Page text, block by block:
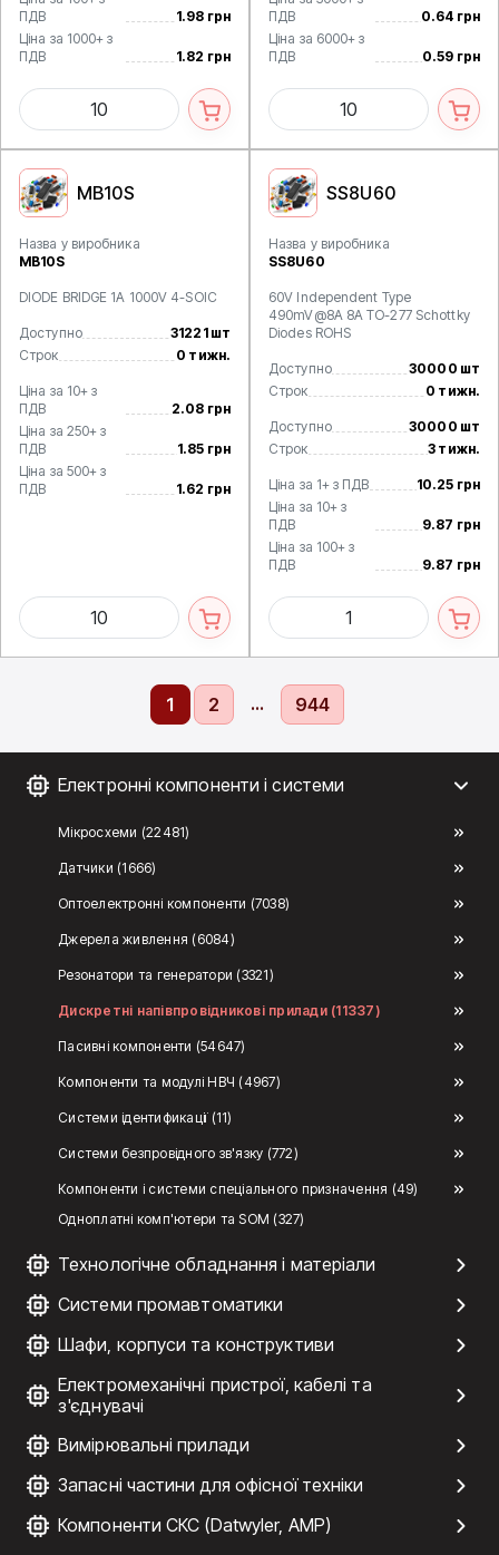
Електронні компоненти і системи
Мікросхеми (22481)
Датчики (1666)
Оптоелектронні компоненти (7038)
Джерела живлення (6084)
Резонатори та генератори (3321)
Дискретні напівпровідникові прилади (11337)
Пасивні компоненти (54647)
Компоненти та модулі НВЧ (4967)
Системи ідентификації (11)
Системи безпровідного зв'язку (772)
Компоненти і системи спеціального призначення (49)
Одноплатні комп'ютери та SOM (327)
Технологічне обладнання і матеріали
Системи промавтоматики
Шафи, корпуси та конструктиви
Електромеханічні пристрої, кабелі та
з'єднувачі
Вимірювальні прилади
Запасні частини для офісної техніки
Компоненти СКС (Datwyler, AMP)
ПДВ
1.98 грн
Ціна за 1000+ з
ПДВ
1.82 грн
ПДВ
0.64 грн
Ціна за 6000+ з
ПДВ
0.59 грн
MB10S
Назва у виробника
MB10S
DIODE BRIDGE 1A 1000V 4-SOIC
Доступно
31221 шт
Строк
0 тижн.
Ціна за 10+ з
ПДВ
2.08 грн
Ціна за 250+ з
ПДВ
1.85 грн
Ціна за 500+ з
ПДВ
1.62 грн
SS8U60
Назва у виробника
SS8U60
60V Independent Type
490mV@8A 8A TO-277 Schottky
Diodes ROHS
Доступно
30000 шт
Строк
0 тижн.
Доступно
30000 шт
Строк
3 тижн.
Ціна за 1+ з ПДВ
10.25 грн
Ціна за 10+ з
ПДВ
9.87 грн
Ціна за 100+ з
ПДВ
9.87 грн
1 2 ... 944